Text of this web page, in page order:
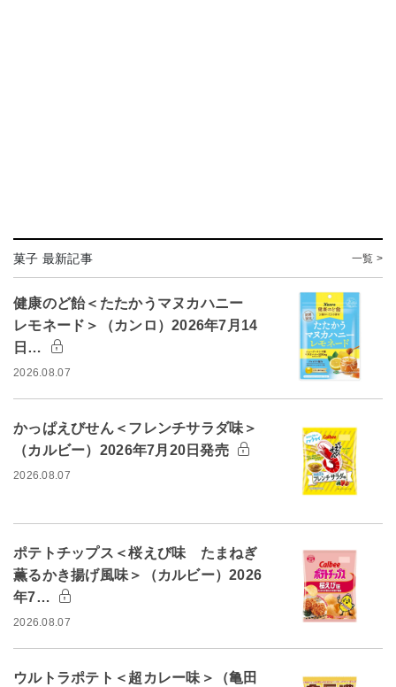
菓子 最新記事 一覧 >
健康のど飴＜たたかうマヌカハニー
レモネード＞（カンロ）2026年7月14
日…
2026.08.07
かっぱえびせん＜フレンチサラダ味＞
（カルビー）2026年7月20日発売
2026.08.07
ポテトチップス＜桜えび味 たまねぎ
薫るかき揚げ風味＞（カルビー）2026
年7…
2026.08.07
ウルトラポテト＜超カレー味＞（亀田